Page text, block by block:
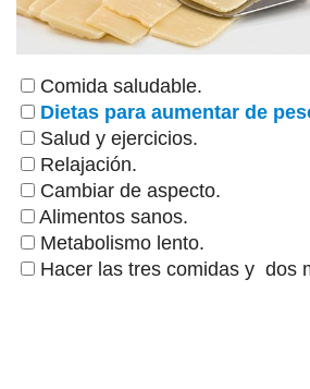
Comida saludable.
Dietas para aumentar de
Salud y ejercicios.
Relajación.
Cambiar de aspecto.
Alimentos sanos.
Metabolismo lento.
Hacer las tres comidas y dos